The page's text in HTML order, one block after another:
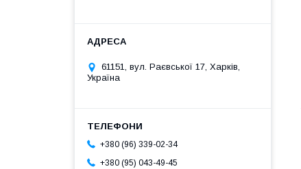
61151, вул. Раєвської 17, Харків,
Україна
+380 (96) 339-02-34
+380 (95) 043-49-45